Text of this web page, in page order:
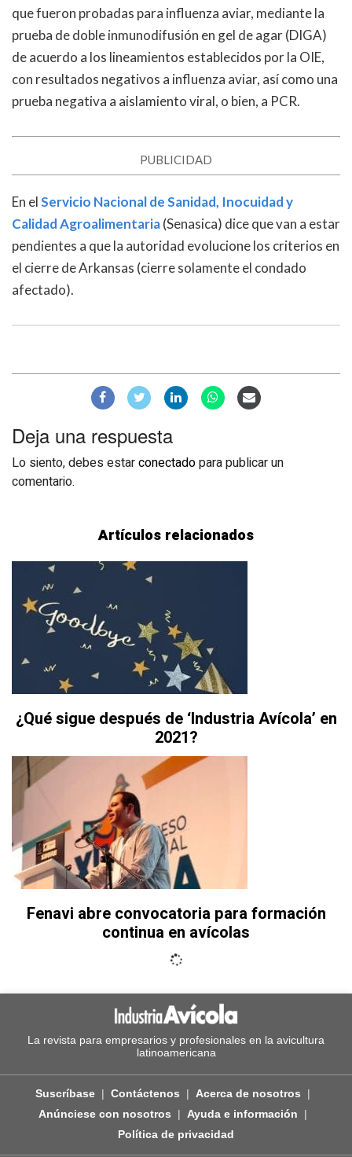
que fueron probadas para influenza aviar, mediante la
prueba de doble inmunodifusión en gel de agar (DIGA)
de acuerdo a los lineamientos establecidos por la OIE,
con resultados negativos a influenza aviar, así como una
prueba negativa a aislamiento viral, o bien, a PCR.
PUBLICIDAD
En elServicio Nacional de Sanidad, Inocuidad y
Calidad Agroalimentaria(Senasica) dice que van a estar
pendientes a que la autoridad evolucione los criterios en
el cierre de Arkansas (cierre solamente el condado
afectado).
Deja una respuesta
Lo siento, debes estarconectadopara publicar un
comentario.
Artículos relacionados
¿Qué sigue después de ‘Industria Avícola’ en
2021?
Fenavi abre convocatoria para formación
continua en avícolas
La revista para empresarios y profesionales en la avicultura
latinoamericana
Suscríbase Contáctenos
Acerca de nosotros
Anúnciese con nosotros
Ayuda e información
Política de privacidad